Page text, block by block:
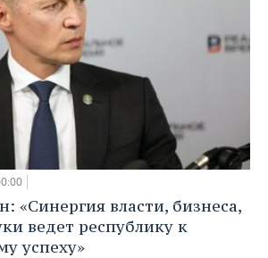
«Синергия власти, бизнеса,
ведет республику к
успеху»